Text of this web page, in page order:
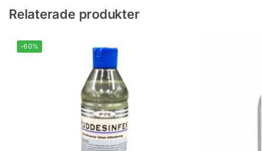
Relaterade produkter
-60%